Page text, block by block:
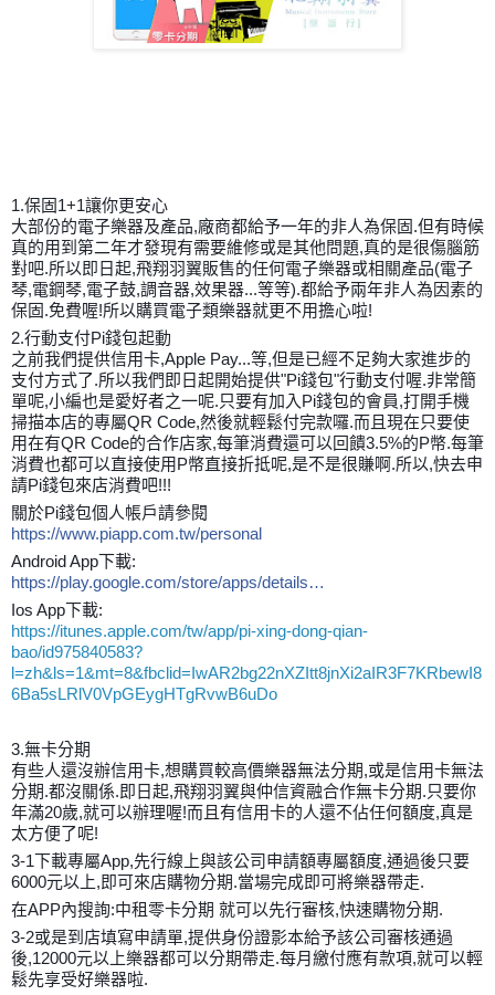
1.保固1+1讓你更安心
大部份的電子樂器及產品,廠商都給予一年的非人為保固.但有時候
真的用到第二年才發現有需要維修或是其他問題,真的是很傷腦筋
對吧.所以即日起,飛翔羽翼販售的任何電子樂器或相關產品(電子
琴,電鋼琴,電子鼓,調音器,效果器...等等).都給予兩年非人為因素的
保固.免費喔!所以購買電子類樂器就更不用擔心啦!
2.行動支付Pi錢包起動
之前我們提供信用卡,Apple Pay...等,但是已經不足夠大家進步的
支付方式了.所以我們即日起開始提供"Pi錢包"行動支付喔.非常簡
單呢,小編也是愛好者之一呢.只要有加入Pi錢包的會員,打開手機
掃描本店的專屬QR Code,然後就輕鬆付完款囉.而且現在只要使
用在有QR Code的合作店家,每筆消費還可以回饋3.5%的P幣.每筆
消費也都可以直接使用P幣直接折抵呢,是不是很賺啊.所以,快去申
請Pi錢包來店消費吧!!!
關於Pi錢包個人帳戶請參閱
https://www.piapp.com.tw/personal
Android App下載:
https://play.google.com/store/apps/details…
Ios App下載:
https://itunes.apple.com/tw/app/pi-xing-dong-qian-
bao/id975840583?
l=zh&ls=1&mt=8&fbclid=IwAR2bg22nXZItt8jnXi2aIR3F7KRbewI8
6Ba5sLRlV0VpGEygHTgRvwB6uDo
3.無卡分期
有些人還沒辦信用卡,想購買較高價樂器無法分期,或是信用卡無法
分期.都沒關係.即日起,飛翔羽翼與仲信資融合作無卡分期.只要你
年滿20歲,就可以辦理喔!而且有信用卡的人還不佔任何額度,真是
太方便了呢!
3-1下載專屬App,先行線上與該公司申請額專屬額度,通過後只要
6000元以上,即可來店購物分期.當場完成即可將樂器帶走.
在APP內搜詢:中租零卡分期 就可以先行審核,快速購物分期.
3-2或是到店填寫申請單,提供身份證影本給予該公司審核通過
後,12000元以上樂器都可以分期帶走.每月繳付應有款項,就可以輕
鬆先享受好樂器啦.